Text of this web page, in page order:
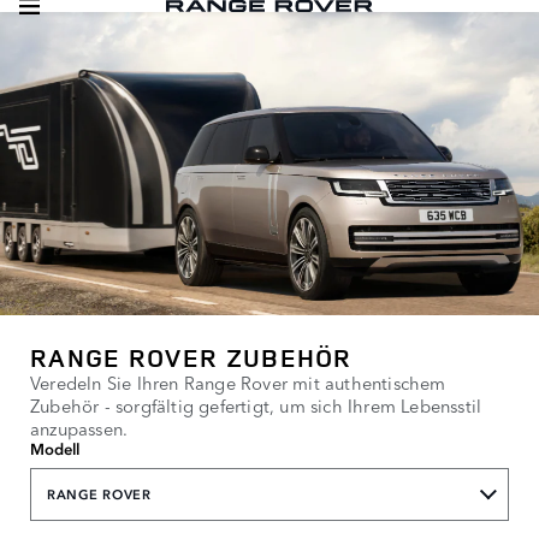
RANGE ROVER ZUBEHÖR
Veredeln Sie Ihren Range Rover mit authentischem
Zubehör - sorgfältig gefertigt, um sich Ihrem Lebensstil
anzupassen.
Modell
RANGE ROVER